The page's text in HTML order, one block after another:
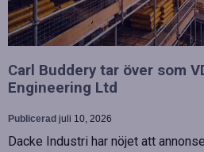
Carl Buddery tar över som
Engineering Ltd
Publicerad juli 10, 2026
Dacke Industri har nöjet att